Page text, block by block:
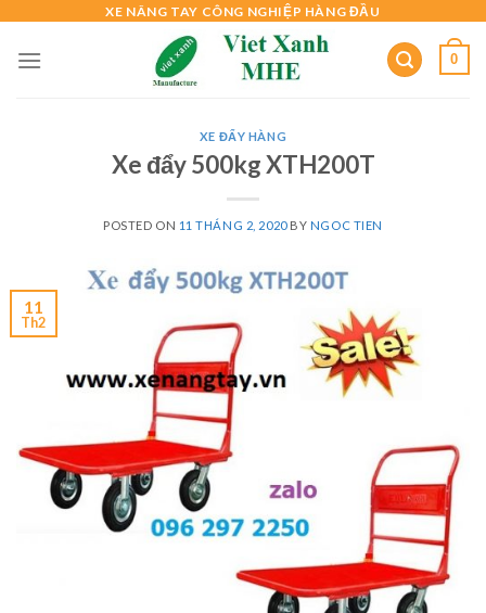
content
XE NÂNG TAY CÔNG NGHIỆP HÀNG ĐẦU
0
XE ĐẨY HÀNG
Xe đẩy 500kg XTH200T
POSTED ON 11 THÁNG 2, 2020BY NGOC TIEN
11
Th2